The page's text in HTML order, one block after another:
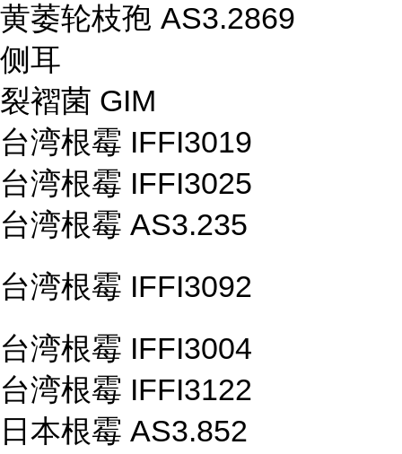
黄萎轮枝孢 AS3.2869
侧耳
裂褶菌 GIM
台湾根霉 IFFI3019
台湾根霉 IFFI3025
台湾根霉 AS3.235
台湾根霉 IFFI3092
台湾根霉 IFFI3004
台湾根霉 IFFI3122
日本根霉 AS3.852